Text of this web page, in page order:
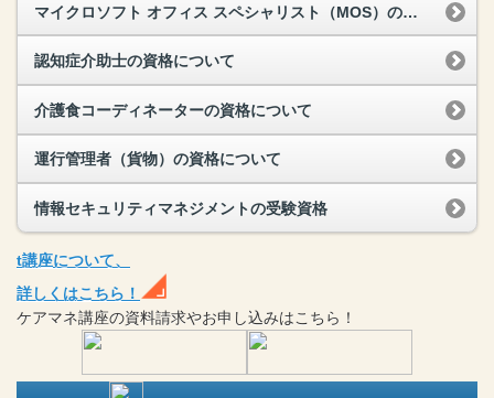
マイクロソフト オフィス スペシャリスト（MOS）の受験資格
認知症介助士の資格について
介護食コーディネーターの資格について
運行管理者（貨物）の資格について
情報セキュリティマネジメントの受験資格
t講座について、
詳しくはこちら！
ケアマネ講座の資料請求やお申し込みはこちら！